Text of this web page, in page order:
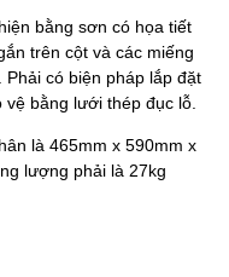
bằng sơn có họa tiết
trên cột và các miếng
có biện pháp lắp đặt
bằng lưới thép đục lỗ.
là 465mm x 590mm x
lượng phải là 27kg